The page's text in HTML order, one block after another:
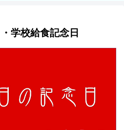
学校給食記念日